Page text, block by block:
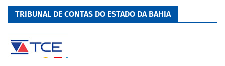
TRIBUNAL DE CONTAS DO ESTADO DA BAHIA